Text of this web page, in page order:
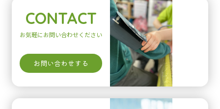
CONTACT
お気軽にお問い合わせください
お問い合わせする